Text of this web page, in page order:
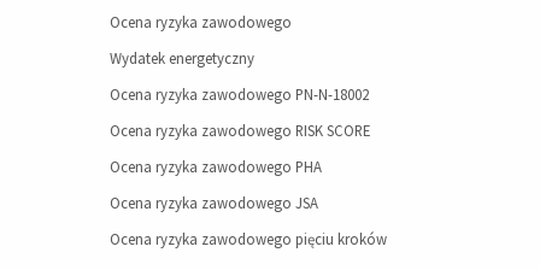
Ocena ryzyka zawodowego
Wydatek energetyczny
Ocena ryzyka zawodowego PN-N-18002
Ocena ryzyka zawodowego RISK SCORE
Ocena ryzyka zawodowego PHA
Ocena ryzyka zawodowego JSA
Ocena ryzyka zawodowego pięciu kroków